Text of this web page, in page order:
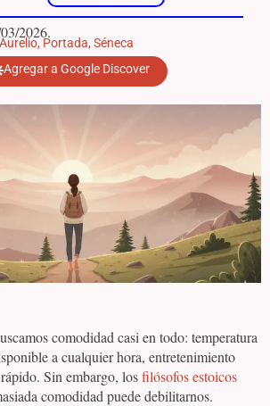
2026.
, Portada, Séneca
Agregar a Google Discover
comodidad casi en todo: temperatura
a cualquier hora, entretenimiento
Sin embargo, losfilósofos estoicos
comodidad puede debilitarnos.